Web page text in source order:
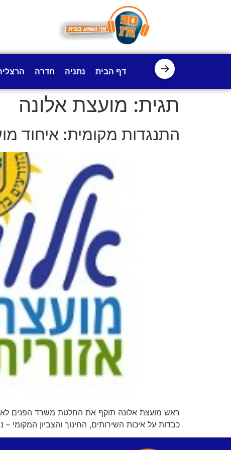
→ דף הבית נתניה חדרה
תגית: מועצת אלונה
התנגדות מקומית: איחוד
ראש מועצת אלונה תוקף את החלטת משרד הפנים
כבדות על איכות השירותים, החינוך והצביון המקומי